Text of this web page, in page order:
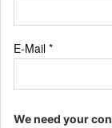
E-Mail *
We need your